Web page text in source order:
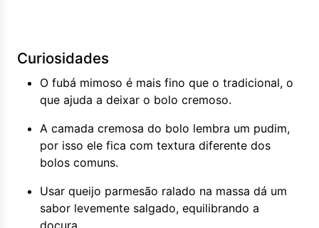
Curiosidades
O fubá mimoso é mais fino que o tradicional, o
que ajuda a deixar o bolo cremoso.
A camada cremosa do bolo lembra um pudim,
por isso ele fica com textura diferente dos
bolos comuns.
Usar queijo parmesão ralado na massa dá um
sabor levemente salgado, equilibrando a
doçura.